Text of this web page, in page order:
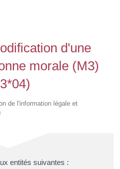
d'une
morale (M3)
de l'information légale et
entités suivantes :